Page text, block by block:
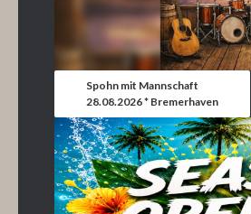
Spohn mit Mannschaft
28.08.2026 * Bremerhaven